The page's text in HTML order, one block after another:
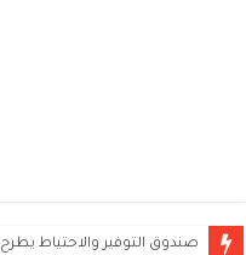
صندوق التوفير والاحتياط يطرح 2490 سكناً ومحلاً تجارياً للبيع في 11 ولاية